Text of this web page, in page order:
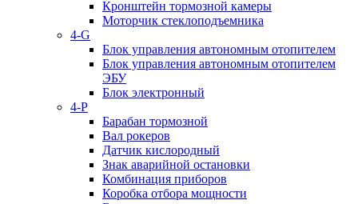
Кронштейн тормозной камеры
Моторчик стеклоподъемника
4-G
Блок управления автономным отопителем
Блок управления автономным отопителем
ЭБУ
Блок электронный
4-P
Барабан тормозной
Вал рокеров
Датчик кислородный
Знак аварийной остановки
Комбинация приборов
Коробка отбора мощности